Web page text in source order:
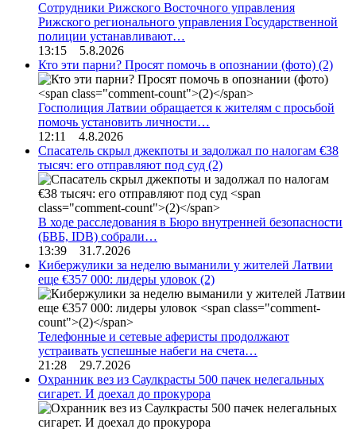
Сотрудники Рижского Восточного управления
Рижского регионального управления Государственной
полиции устанавливают…
13:15 5.8.2026
Кто эти парни? Просят помочь в опознании (фото) (2)
Госполиция Латвии обращается к жителям с просьбой
помочь установить личности…
12:11 4.8.2026
Спасатель скрыл джекпоты и задолжал по налогам €38
тысяч: его отправляют под суд (2)
В ходе расследования в Бюро внутренней безопасности
(БВБ, IDB) собрали…
13:39 31.7.2026
Кибержулики за неделю выманили у жителей Латвии
еще €357 000: лидеры уловок (2)
Телефонные и сетевые аферисты продолжают
устраивать успешные набеги на счета…
21:28 29.7.2026
Охранник вез из Саулкрасты 500 пачек нелегальных
сигарет. И доехал до прокурора